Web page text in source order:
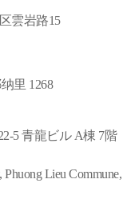
雲岩路15
里 1268
5 青龍ビル A棟 7階
Lieu Commune,